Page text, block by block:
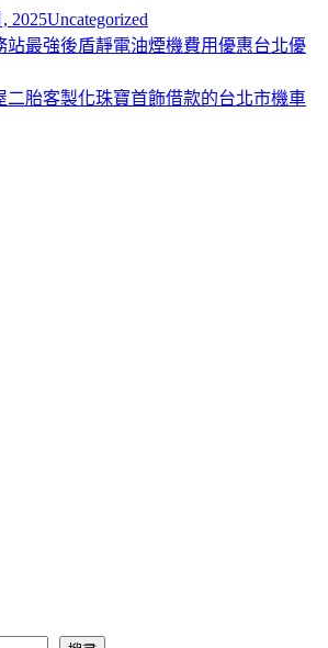
2025類
Uncategorized
站最強後盾靜電油煙機費用優惠台北優
二胎客製化珠寶首飾借款的台北市機車